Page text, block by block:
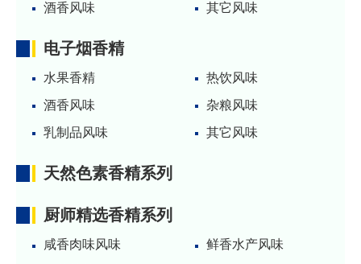
酒香风味
其它风味
电子烟香精
水果香精
热饮风味
酒香风味
杂粮风味
乳制品风味
其它风味
天然色素香精系列
厨师精选香精系列
咸香肉味风味
鲜香水产风味